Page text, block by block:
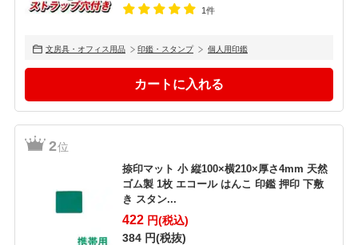
1件
文房具・オフィス用品 印鑑・スタンプ 個人用印鑑
2位
捺印マット 小 縦100×横210×厚さ4mm 天然
ゴム製 1枚 エコール はんこ 印鑑 押印 下敷
き スタン...
422円(税込)
384円(税抜)